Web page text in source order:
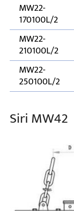
MW22-
170100L/2
MW22-
210100L/2
MW22-
250100L/2
Siri MW42